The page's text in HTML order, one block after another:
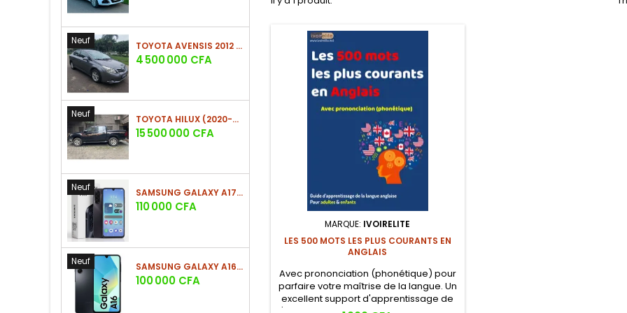
Neuf TOYOTA AVENSIS 2012 (PHASE 2)
Prix
4 500 000 CFA
Neuf TOYOTA HILUX (2020-2021)
Prix
15 500 000 CFA
Neuf SAMSUNG GALAXY A17 (4GO/128GO)
Prix
110 000 CFA
Neuf SAMSUNG GALAXY A16 4G (4GO/128GO)
Prix
100 000 CFA
MARQUE: IVOIRELITE
LES 500 MOTS LES PLUS COURANTS EN
ANGLAIS
Avec prononciation (phonétique) pour
parfaire votre maîtrise de la langue. Un
excellent support d'apprentissage de